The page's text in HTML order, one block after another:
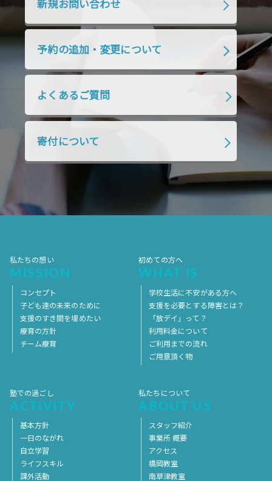
2019年4月
2018年7月 2018年6月
2018年4月 2018年3月 2018年2月
2018年1月 2017年12月
2017年10月 2017年9月 2017年8月
2017年5月
2017年4月
新規お問い合わせ
予約の追加・変更について
よくあるご質問
寄付について
私たちの想い
MISSION
コンセプト
子ども達の未来のために
支援のすき間を埋めたい
療育の方針
チーム療育
初めての方へ
WHAT IS
学校生活に不安がある方へ
支援を必要とする障害とは？
「放デイ」って？
利用料金について
ご利用までの流れ
ご用意頂く物
塾での過ごし
ACTIVITY
基本方針
一日のながれ
自立学習
ライフスキル
課外活動
私たちについて
ABOUT US
スタッフ紹介
事業所 概要
アクセス
橋岡教室
南草津教室